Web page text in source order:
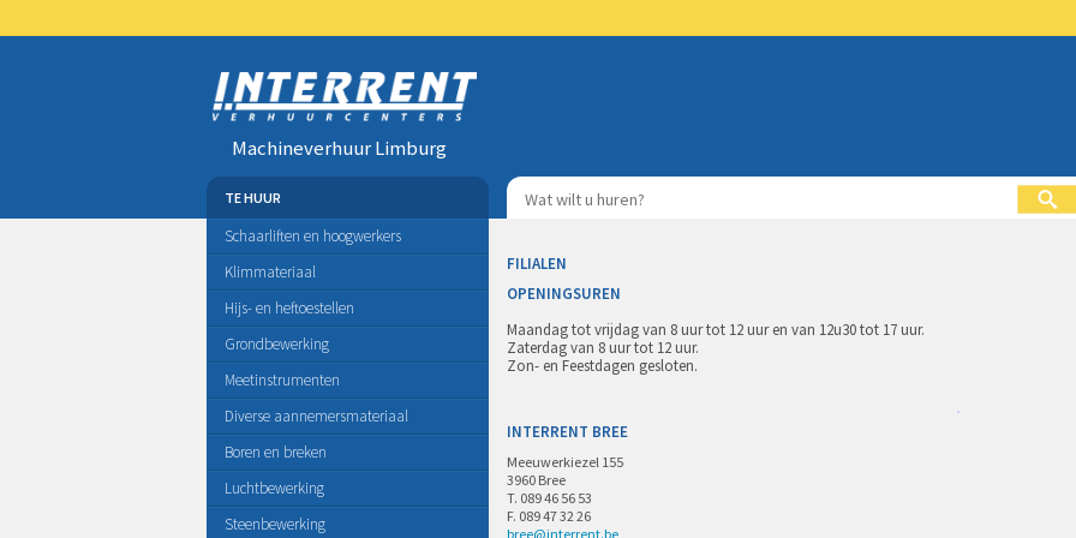
Machineverhuur Limburg
TE HUUR
Schaarliften en hoogwerkers
Klimmateriaal
Hijs- en heftoestellen
Grondbewerking
Meetinstrumenten
Diverse aannemersmateriaal
Boren en breken
Luchtbewerking
Steenbewerking
FILIALEN
OPENINGSUREN
Maandag tot vrijdag van 8 uur tot 12 uur en van 12u30 tot 17 uur.
Zaterdag van 8 uur tot 12 uur.
Zon- en Feestdagen gesloten.
INTERRENT BREE
Meeuwerkiezel 155
3960 Bree
T. 089 46 56 53
F. 089 47 32 26
bree@interrent.be